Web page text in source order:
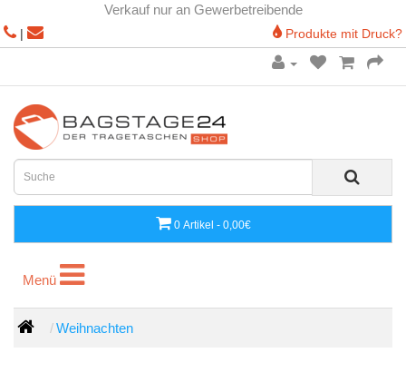
Verkauf nur an Gewerbetreibende
| Produkte mit Druck?
0 Artikel - 0,00€
Menü
Menü
Weihnachten